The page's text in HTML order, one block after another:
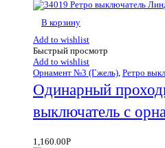
В корзину
Add to wishlist
Быстрый просмотр
Add to wishlist
Орнамент №3 (Гжель), Ретро
Одинарный
выключатель с
1,160.00Р